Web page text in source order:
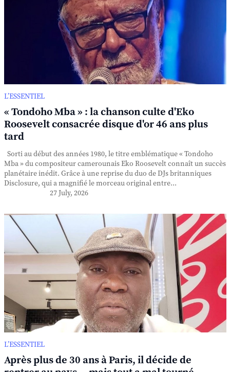
L’ESSENTIEL
« Tondoho Mba » : la chanson culte d'Eko
Roosevelt consacrée disque d'or 46 ans plus
tard
Sorti au début des années 1980, le titre emblématique « Tondoho
Mba » du compositeur camerounais Eko Roosevelt connaît un succès
planétaire inédit. Grâce à une reprise du duo de DJs britanniques
Disclosure, qui a magnifié le morceau original entre...
27 July, 2026
L’ESSENTIEL
Après plus de 30 ans à Paris, il décide de